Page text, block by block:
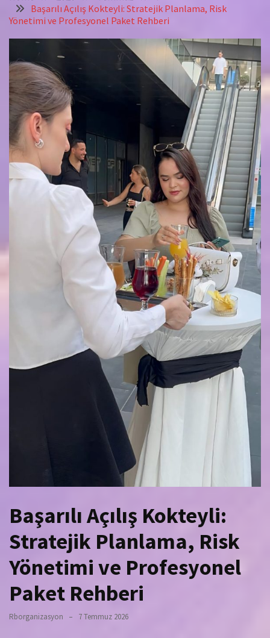
Başarılı Açılış Kokteyli: Stratejik Planlama, Risk
Yönetimi ve Profesyonel Paket Rehberi
Başarılı Açılış Kokteyli:
Stratejik Planlama, Risk
Yönetimi ve Profesyonel
Paket Rehberi
Rborganizasyon 7 Temmuz 2026